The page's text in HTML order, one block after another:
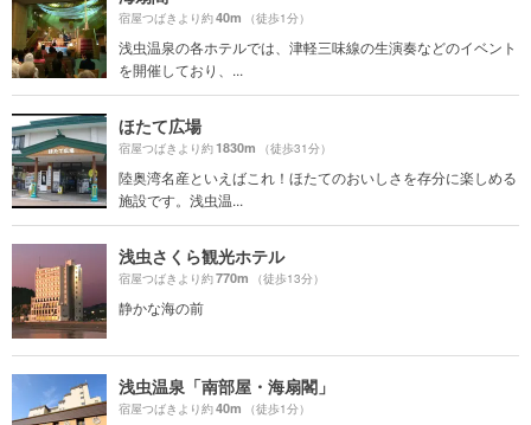
宿屋つばきより約40m （徒歩1分）
浅虫温泉の各ホテルでは、津軽三味線の生演奏などのイベント
を開催しており、...
ほたて広場
宿屋つばきより約1830m （徒歩31分）
陸奥湾名産といえばこれ！ほたてのおいしさを存分に楽しめる
施設です。浅虫温...
浅虫さくら観光ホテル
宿屋つばきより約770m （徒歩13分）
静かな海の前
浅虫温泉「南部屋・海扇閣」
宿屋つばきより約40m （徒歩1分）